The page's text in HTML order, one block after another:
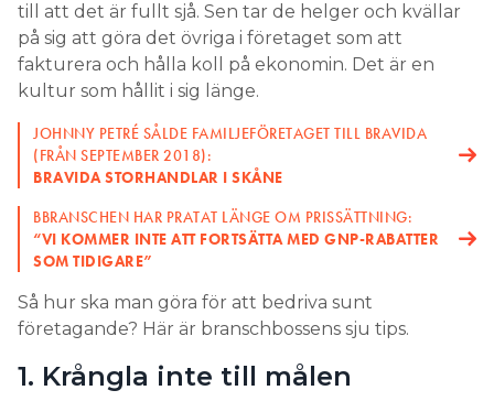
till att det är fullt sjå. Sen tar de helger och kvällar
på sig att göra det övriga i företaget som att
fakturera och hålla koll på ekonomin. Det är en
kultur som hållit i sig länge.
JOHNNY PETRÉ SÅLDE FAMILJEFÖRETAGET TILL BRAVIDA
(FRÅN SEPTEMBER 2018):
BRAVIDA STORHANDLAR I SKÅNE
BBRANSCHEN HAR PRATAT LÄNGE OM PRISSÄTTNING:
“VI KOMMER INTE ATT FORTSÄTTA MED GNP-RABATTER
SOM TIDIGARE”
Så hur ska man göra för att bedriva sunt
företagande? Här är branschbossens sju tips.
1. Krångla inte till målen